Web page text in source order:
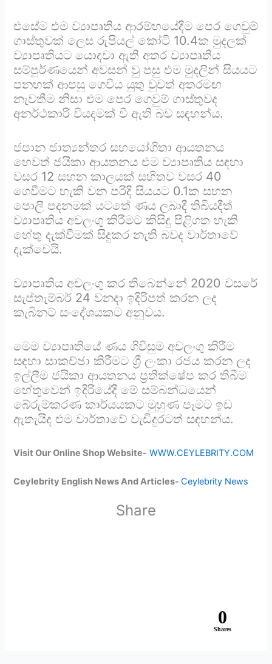
එසේම එම ව්‍යාපෘතිය ආරම්භයේදීම පෙර ගෙවුම්
ගාස්තුවක් ලෙස රුපියල් කෝටි 10.4ක මුදලක්
ව්‍යාපෘතියට යොදවා ඇති අතර ව්‍යාපෘතිය
සම්පූර්ණයෙන් අවසන් වු පසු එම මුදලින් සියයට
පනහක් ආපසු ගෙවිය යුතු වුවත් අතරමඟ
නැවතීම නිසා එම පෙර ගෙවුම් ගාස්තුවද
අනර්ථකාරි වියදමක් වී ඇති බව සඳහන්ය.
ජපාන ජාත්‍යන්තර සහයෝගිතා ආයතනය
හෙවත් ජයිකා ආයතනය එම ව්‍යාපෘතිය සඳහා
වසර 12 සහන කාලයක් සහිතව වසර 40
ගෙවීමට හැකි වන පරිදි සියයට 0.1ක සහන
පොලී පදනමක් යටතේ ණය ලබාදී තිබියදීත්
ව්‍යාපෘතිය අවලංගු කිරීමට කිසිදු පිළිගත හැකි
හේතු දැක්වීමක් සිදුකර නැති බවද වාර්තාවේ
දැක්වෙයි.
ව්‍යාපෘතිය අවලංගු කර තිබෙන්නේ 2020 වසරේ
සැප්තැම්බර් 24 වනදා ඉදිරිපත් කරන ලද
කැබිනට් සංදේශයකට අනුවය.
මෙම ව්‍යාපෘතියේ ණය ගිවිසුම අවලංගු කිරීම
සඳහා සාකච්ඡා කිරීමට ශ්‍රී ලංකා රජය කරන ලද
ඉල්ලීම ජයිකා ආයතනය ප්‍රතික්ෂේප කර තිබීම
හේතුවෙන් ඉදිරියේදී මේ සම්බන්ධයෙන්
බේරුම්කරණ කාර්යයකට මුහුණ පෑමට ඉඩ
ඇතැයිද එම වාර්තාවේ වැඩිදුරටත් සඳහන්ය.
Visit Our Online Shop Website- WWW.CEYLEBRITY.COM
Ceylebrity English News And Articles-Ceylebrity News
Share
0
Shares